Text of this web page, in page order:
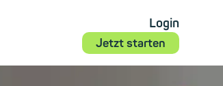
Login
Jetzt starten